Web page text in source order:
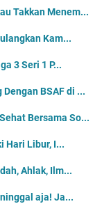
Takkan Menem...
Kam...
3 Seri 1 P...
BSAF di ...
Bersama So...
Hari Libur, I...
Ahlak, Ilm...
aja! Ja...